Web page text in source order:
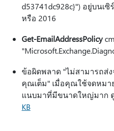
d53741dc928c}") อยู่บนเซิ
หรือ 2016
Get-EmailAddressPolicy
ข้อผิดพลาด "ไม่สามารถส่
คุณเต็ม" เมื่อคุณใช้จดหมา
แนบมาที่มีขนาดใหญ่มาก
KB